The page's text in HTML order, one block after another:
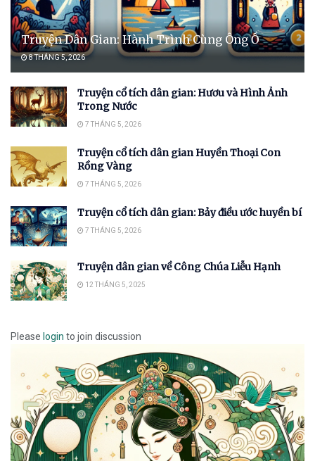
Truyện Dân Gian: Hành Trình Cùng Ông Ồ
8 THÁNG 5, 2026
Truyện cổ tích dân gian: Hươu và Hình Ảnh
Trong Nước
7 THÁNG 5, 2026
Truyện cổ tích dân gian Huyền Thoại Con
Rồng Vàng
7 THÁNG 5, 2026
Truyện cổ tích dân gian: Bảy điều ước huyền bí
7 THÁNG 5, 2026
Truyện dân gian về Công Chúa Liễu Hạnh
12 THÁNG 5, 2025
Please login to join discussion